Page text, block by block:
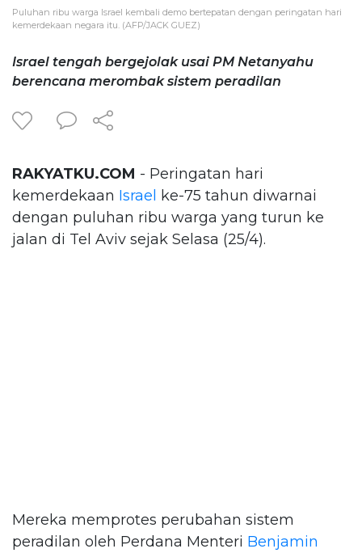
Puluhan ribu warga Israel kembali demo bertepatan dengan peringatan hari
kemerdekaan negara itu. (AFP/JACK GUEZ)
Israel tengah bergejolak usai PM Netanyahu
berencana merombak sistem peradilan
RAKYATKU.COM - Peringatan hari
kemerdekaan Israel
ke-75 tahun diwarnai
dengan puluhan ribu warga yang turun ke
jalan di Tel Aviv sejak Selasa (25/4).
Mereka memprotes perubahan sistem
peradilan oleh Perdana Menteri Benjamin